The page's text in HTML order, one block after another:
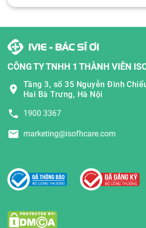
CÔNG TY TNHH 1 THÀNH VIÊN
Tầng 3, số 35 Nguyễn Đình
Hai Bà Trưng, Hà Nội
1900 3367
marketing@isofhcare.com